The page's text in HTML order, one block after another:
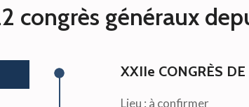
congrès généraux
XXIIe CONGRÈS
Lieu : à confirmer